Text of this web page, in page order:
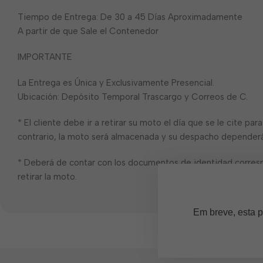
Tiempo de Entrega: De 30 a 45 Días Aproximadamente
A partir de que Sale el Contenedor
IMPORTANTE
La Entrega es Única y Exclusivamente Presencial.
Ubicación: Depósito Temporal Trascargo y Correos de C.
* El cliente debe ir a retirar su moto el día que se le cite
contrario, la moto será almacenada y su despacho
* Deberá de contar con los documentos de identidad
retirar la moto.
Em breve, esta